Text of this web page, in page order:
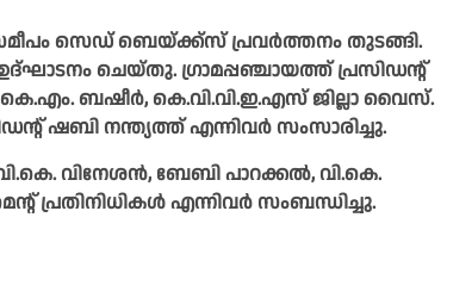
സെഡ് ബെയ്ക്ക്‌സ് പ്രവർത്തനം തുടങ്ങി.
ചെയ്തു. ഗ്രാമപ്പഞ്ചായത്ത് പ്രസിഡന്റ്
ബഷീർ, കെ.വി.വി.ഇ.എസ് ജില്ലാ വൈസ്.
ഷബി നന്ത്യത്ത് എന്നിവർ സംസാരിച്ചു.
വിനേശൻ, ബേബി പാറക്കൽ, വി.കെ.
എന്നിവർ സംബന്ധിച്ചു.